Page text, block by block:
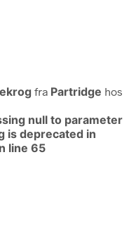
fra Partridge hos
null to parameter
is deprecated in
line 65